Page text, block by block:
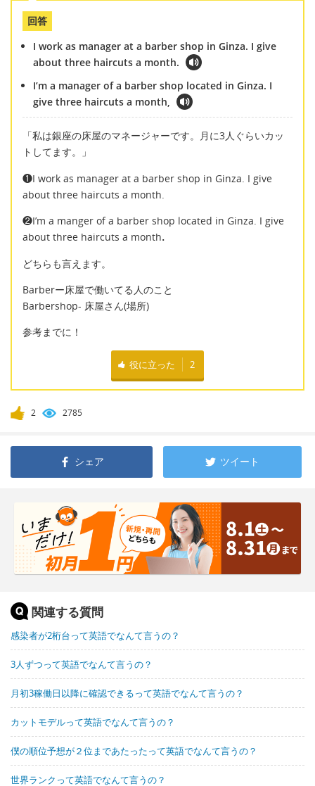
回答
I work as manager at a barber shop in Ginza. I give
about three haircuts a month.
I’m a manager of a barber shop located in Ginza. I
give three haircuts a month,
「私は銀座の床屋のマネージャーです。月に3人ぐらいカッ
トしてます。」
❶I work as manager at a barber shop in Ginza. I give
about three haircuts a month.
❷I’m a manger of a barber shop located in Ginza. I give
about three haircuts a month．
どちらも言えます。
Barberー床屋で働いてる人のこと
Barbershop- 床屋さん(場所)
参考までに！
役に立った 2
2 2785
シェア ツイート
関連する質問
感染者が2桁台って英語でなんて言うの？
3人ずつって英語でなんて言うの？
月初3稼働日以降に確認できるって英語でなんて言うの？
カットモデルって英語でなんて言うの？
僕の順位予想が２位まであたったって英語でなんて言うの？
世界ランクって英語でなんて言うの？